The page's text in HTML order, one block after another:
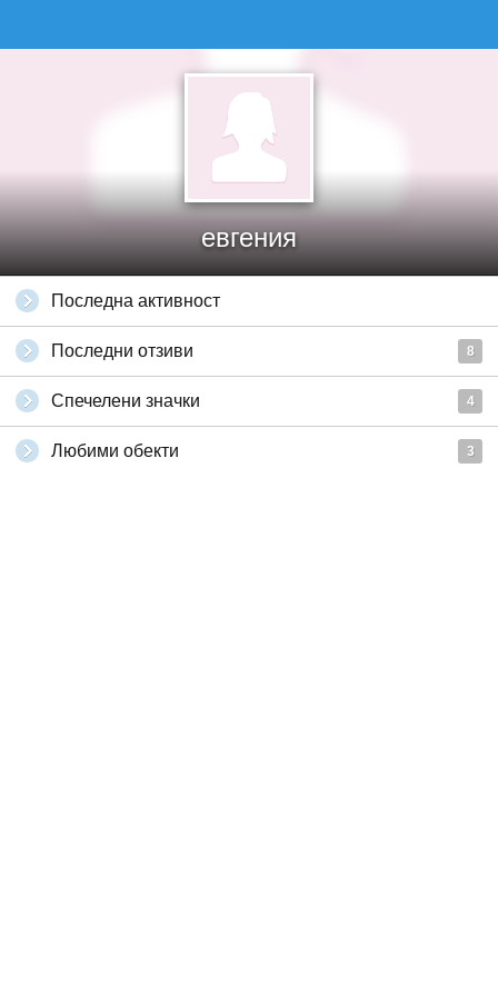
евгения
Последна активност
Последни отзиви 8
Спечелени значки 4
Любими обекти 3